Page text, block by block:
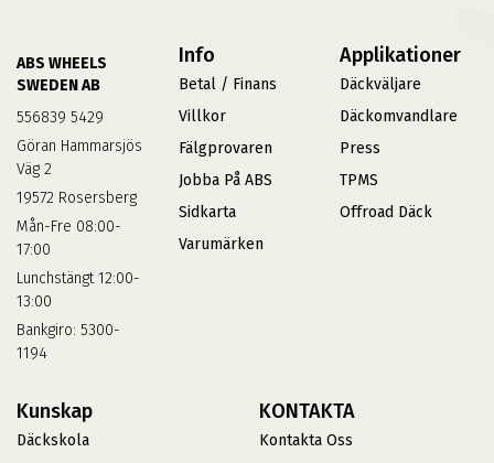
ABS WHEELS
SWEDEN AB
556839 5429
Göran Hammarsjös
Väg 2
19572 Rosersberg
Mån-Fre 08:00-
17:00
Lunchstängt 12:00-
13:00
Bankgiro: 5300-
1194
Info
Betal / Finans
Villkor
Fälgprovaren
Jobba På ABS
Sidkarta
Varumärken
Applikationer
Däckväljare
Däckomvandlare
Press
TPMS
Offroad Däck
Kunskap
Däckskola
KONTAKTA
Kontakta Oss